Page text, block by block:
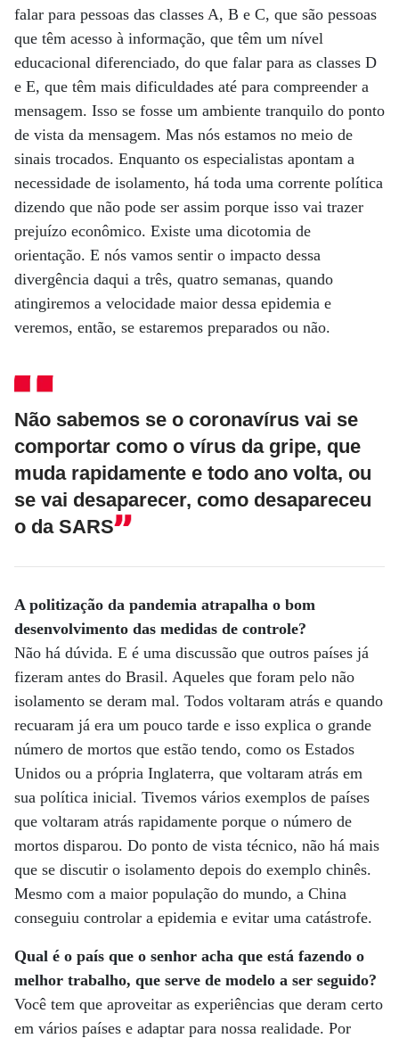
falar para pessoas das classes A, B e C, que são pessoas
que têm acesso à informação, que têm um nível
educacional diferenciado, do que falar para as classes D
e E, que têm mais dificuldades até para compreender a
mensagem. Isso se fosse um ambiente tranquilo do ponto
de vista da mensagem. Mas nós estamos no meio de
sinais trocados. Enquanto os especialistas apontam a
necessidade de isolamento, há toda uma corrente política
dizendo que não pode ser assim porque isso vai trazer
prejuízo econômico. Existe uma dicotomia de
orientação. E nós vamos sentir o impacto dessa
divergência daqui a três, quatro semanas, quando
atingiremos a velocidade maior dessa epidemia e
veremos, então, se estaremos preparados ou não.
Não sabemos se o coronavírus vai se
comportar como o vírus da gripe, que
muda rapidamente e todo ano volta, ou
se vai desaparecer, como desapareceu
o da SARS
A politização da pandemia atrapalha o bom
desenvolvimento das medidas de controle?
Não há dúvida. E é uma discussão que outros países já
fizeram antes do Brasil. Aqueles que foram pelo não
isolamento se deram mal. Todos voltaram atrás e quando
recuaram já era um pouco tarde e isso explica o grande
número de mortos que estão tendo, como os Estados
Unidos ou a própria Inglaterra, que voltaram atrás em
sua política inicial. Tivemos vários exemplos de países
que voltaram atrás rapidamente porque o número de
mortos disparou. Do ponto de vista técnico, não há mais
que se discutir o isolamento depois do exemplo chinês.
Mesmo com a maior população do mundo, a China
conseguiu controlar a epidemia e evitar uma catástrofe.
Qual é o país que o senhor acha que está fazendo o
melhor trabalho, que serve de modelo a ser seguido?
Você tem que aproveitar as experiências que deram certo
em vários países e adaptar para nossa realidade. Por